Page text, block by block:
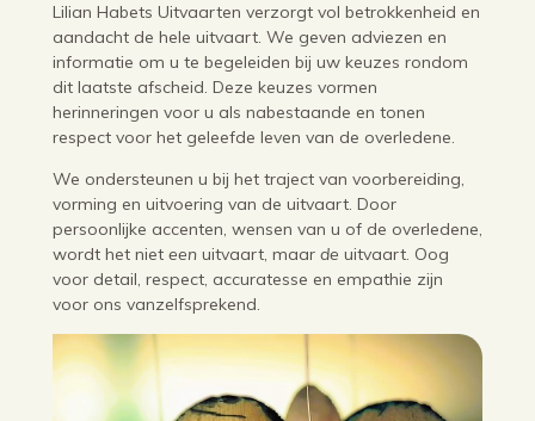
Lilian Habets Uitvaarten verzorgt vol betrokkenheid en
aandacht de hele uitvaart. We geven adviezen en
informatie om u te begeleiden bij uw keuzes rondom
dit laatste afscheid. Deze keuzes vormen
herinneringen voor u als nabestaande en tonen
respect voor het geleefde leven van de overledene.
We ondersteunen u bij het traject van voorbereiding,
vorming en uitvoering van de uitvaart. Door
persoonlijke accenten, wensen van u of de overledene,
wordt het niet een uitvaart, maar de uitvaart. Oog
voor detail, respect, accuratesse en empathie zijn
voor ons vanzelfsprekend.